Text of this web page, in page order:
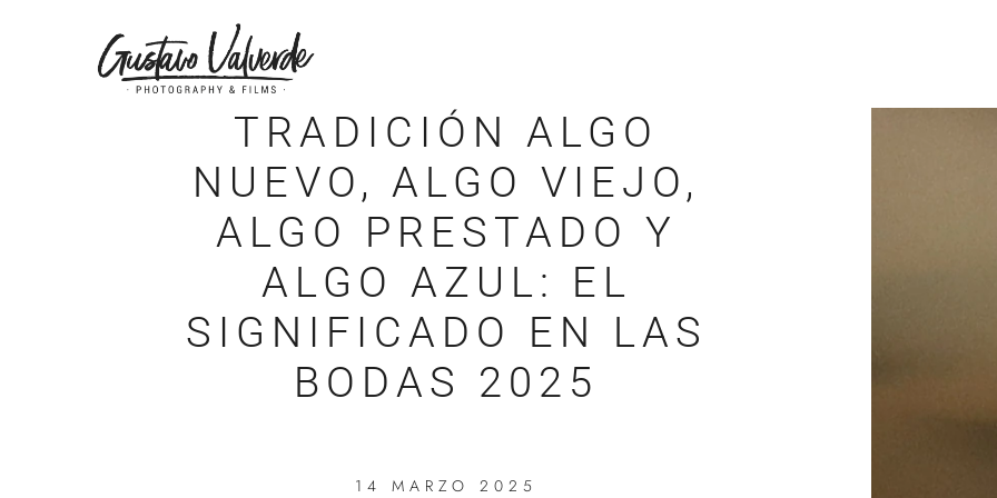
TRADICIÓN ALGO
NUEVO, ALGO VIEJO,
ALGO PRESTADO Y
ALGO AZUL: EL
SIGNIFICADO EN LAS
BODAS 2025
14 MARZO 2025